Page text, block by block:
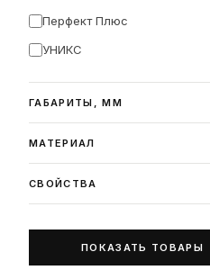
Перфект Плюс
УНИКС
ГАБАРИТЫ, ММ
МАТЕРИАЛ
СВОЙСТВА
ПОКАЗАТЬ ТОВАРЫ